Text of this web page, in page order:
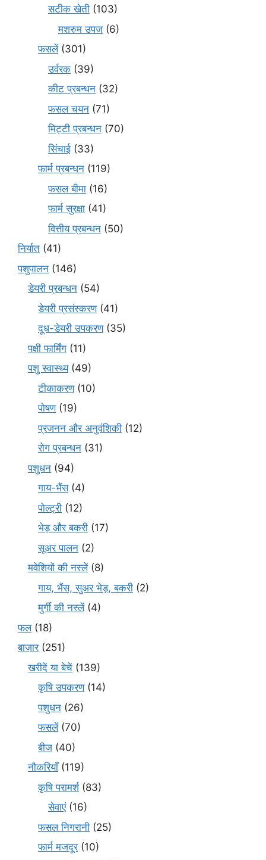
सटीक खेती (103)
मशरुम उपज (6)
फसलें(301)
उर्वरक (39)
कीट प्रबन्धन (32)
फसल चयन (71)
मि‌ट्टी प्रबन्धन (70)
सिंचाई (33)
फार्म प्रबन्धन (119)
फसल बीमा (16)
फार्म सुरक्षा (41)
वित्तीय प्रबन्धन (50)
निर्यात (41)
पशुपालन (146)
डेयरी प्रबन्धन (54)
डेयरी प्रसंस्करण(41)
दूध-डेयरी उपकरण(35)
पक्षी फार्मिंग (11)
पशु स्वास्थ्य(49)
टीकाकरण(10)
पोषण(19)
प्रजनन और अनुवंशिकी (12)
रोग प्रबन्धन (31)
पशुधन (94)
गाय-भैंस(4)
पोल्ट्री (12)
भेड़ और बकरी (17)
सूअर पालन (2)
मवेशियों की नस्लें(8)
गाय, भैंस, सुअर भेड़, बकरी (2)
मुर्गी की नस्लें(4)
फल(18)
बाज़ार(251)
खरीदें या बेचें (139)
कृषि उपकरण(14)
पशुधन (26)
फसलें(70)
बीज (40)
नौकरियाँ(119)
कृषि परामर्श(83)
सेवाएं(16)
फसल निगरानी (25)
फार्म मजदूर(10)